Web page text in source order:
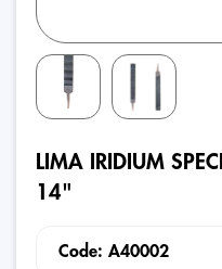
LIMA IRIDIUM
14"
Code: A40002